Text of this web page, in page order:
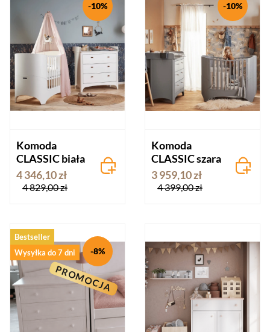
Komoda
CLASSIC biała
4 346,10 zł
4 829,00 zł
-10%
Komoda
CLASSIC szara
3 959,10 zł
4 399,00 zł
-10%
Bestseller
Wysyłka do 7 dni
PROMOCJA
-8%